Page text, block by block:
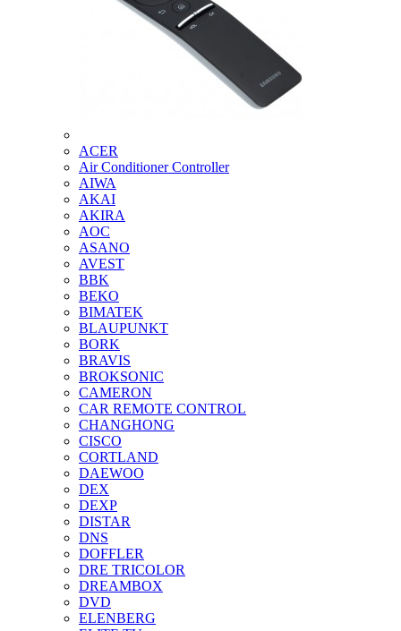
ACER
Air Conditioner Controller
AIWA
AKAI
AKIRA
AOC
ASANO
AVEST
BBK
BEKO
BIMATEK
BLAUPUNKT
BORK
BRAVIS
BROKSONIC
CAMERON
CAR REMOTE CONTROL
CHANGHONG
CISCO
CORTLAND
DAEWOO
DEX
DEXP
DISTAR
DNS
DOFFLER
DRE TRICOLOR
DREAMBOX
DVD
ELENBERG